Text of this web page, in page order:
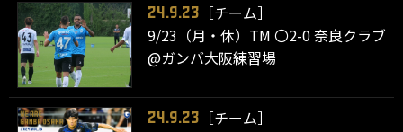
24.9.23
［チーム］
9/23（月・休）TM 〇2-0 奈良クラブ
@ガンバ大阪練習場
24.9.23
［チーム］